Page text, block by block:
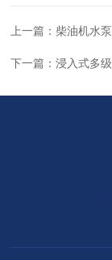
上一篇： 柴油机水
下一篇：浸入式多